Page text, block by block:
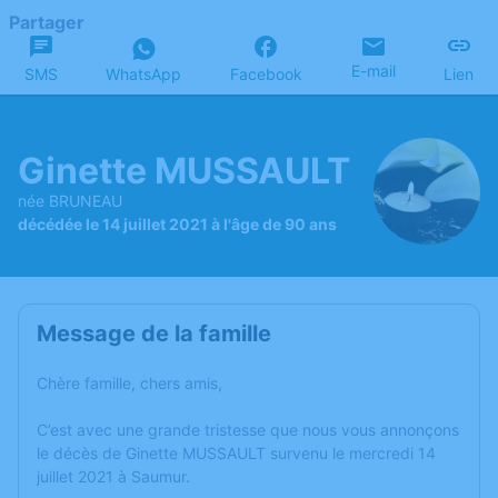
Partager
SMS WhatsApp Facebook E-mail Lien
Ginette MUSSAULT
née BRUNEAU
décédée le 14 juillet 2021 à l'âge de 90 ans
Message de la famille
Chère famille, chers amis,
C’est avec une grande tristesse que nous vous annonçons
le décès de Ginette MUSSAULT survenu le mercredi 14
juillet 2021 à Saumur.